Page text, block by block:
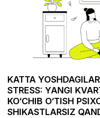
KATTA
STRESS: YANGI
KO‘CHIB O‘TISH
SHIKASTLARSIZ